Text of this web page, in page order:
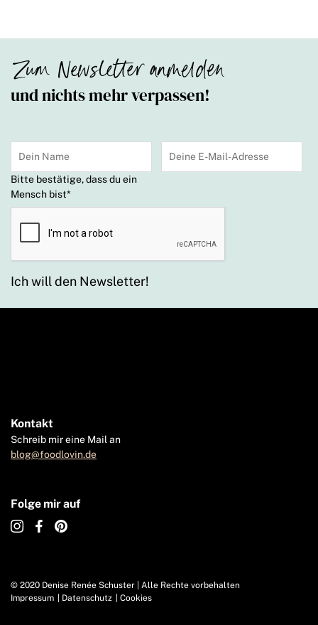
Zum Newsletter anmelden
und nichts mehr verpassen!
Bitte bestätige, dass du ein
Mensch bist*
Ich will den Newsletter!
Kontakt
Schreib mir eine Mail an
blog@foodlovin.de
Folge mir auf
© 2020 Denise Renée Schuster | Alle Rechte vorbehalten
Impressum
Datenschutz Cookies